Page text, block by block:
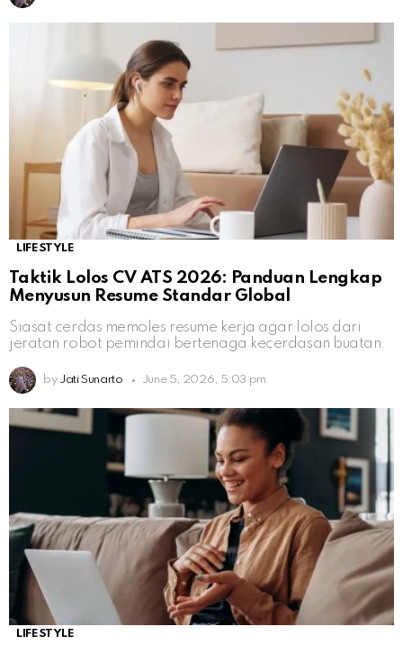
LIFESTYLE
Taktik Lolos CV ATS 2026: Panduan Lengkap
Menyusun Resume Standar Global
Siasat cerdas memoles resume kerja agar lolos dari
jeratan robot pemindai bertenaga kecerdasan buatan.
by Jati Sunarto June 5, 2026, 5:03 pm
LIFESTYLE